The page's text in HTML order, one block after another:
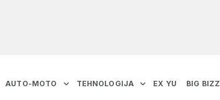
AUTO-MOTO TEHNOLOGIJA EX YU BIG BIZZ